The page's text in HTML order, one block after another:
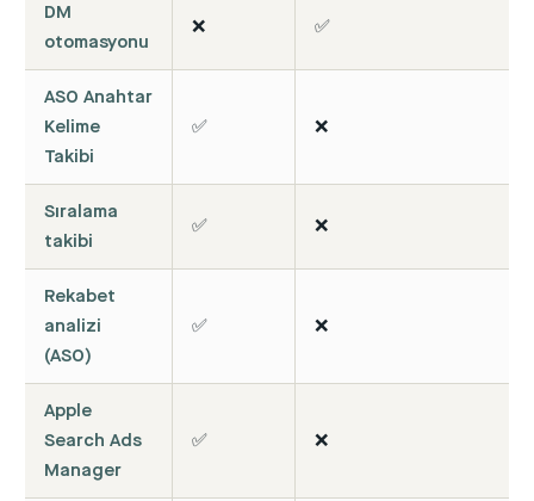
DM
otomasyonu
❌ ✅
ASO Anahtar
Kelime
Takibi
✅ ❌
Sıralama
takibi
✅ ❌
Rekabet
analizi
(ASO)
✅ ❌
Apple
Search Ads
Manager
✅ ❌